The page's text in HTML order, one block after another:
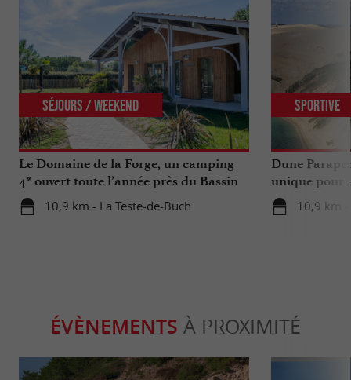
Le Domaine de la Forge, un camping
4* ouvert toute l’année près du Bassin
d’Arcachon
10,9 km - La Teste-de-Buch
Séjours / Weekend
Dune
unique pour
Gironde
10,9 km -
Sportive
ÉVÈNEMENTS À PROXIMITÉ